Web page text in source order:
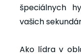
špeciálnych
vašich
Ako lídra v